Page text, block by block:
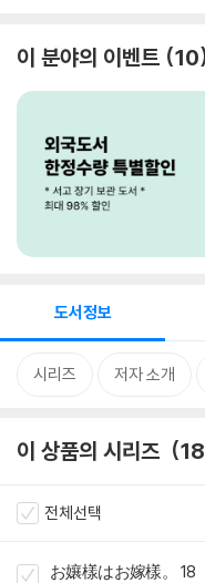
이 분야의 이벤트 10
도서정보
시리즈 저자 소개
이 상품의 시리즈 18
전체선택
お孃樣はお嫁樣。 18